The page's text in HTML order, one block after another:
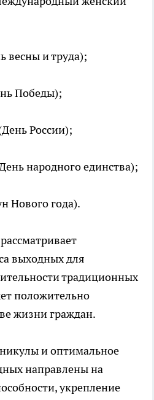
весны и труда);
Победы);
России);
народного единства);
Нового года).
выходных для
традиционных
положительно
жизни граждан.
и оптимальное
направлены на
укрепление